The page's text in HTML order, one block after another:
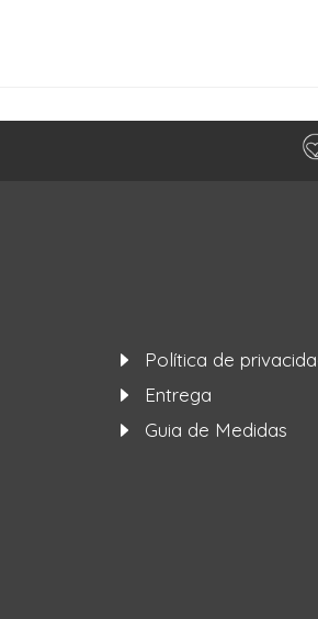
Política de
Entrega
Guia de Medidas